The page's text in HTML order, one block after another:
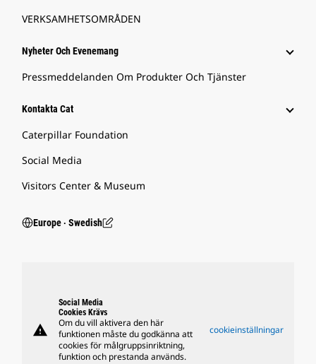
VERKSAMHETSOMRÅDEN
Nyheter Och Evenemang
Pressmeddelanden Om Produkter Och Tjänster
Kontakta Cat
Caterpillar Foundation
Social Media
Visitors Center & Museum
Europe ‧ Swedish
warning
Social Media
Cookies Krävs
Om du vill aktivera den här
funktionen måste du godkänna att
cookies för målgruppsinriktning,
funktion och prestanda används.
cookieinställningar